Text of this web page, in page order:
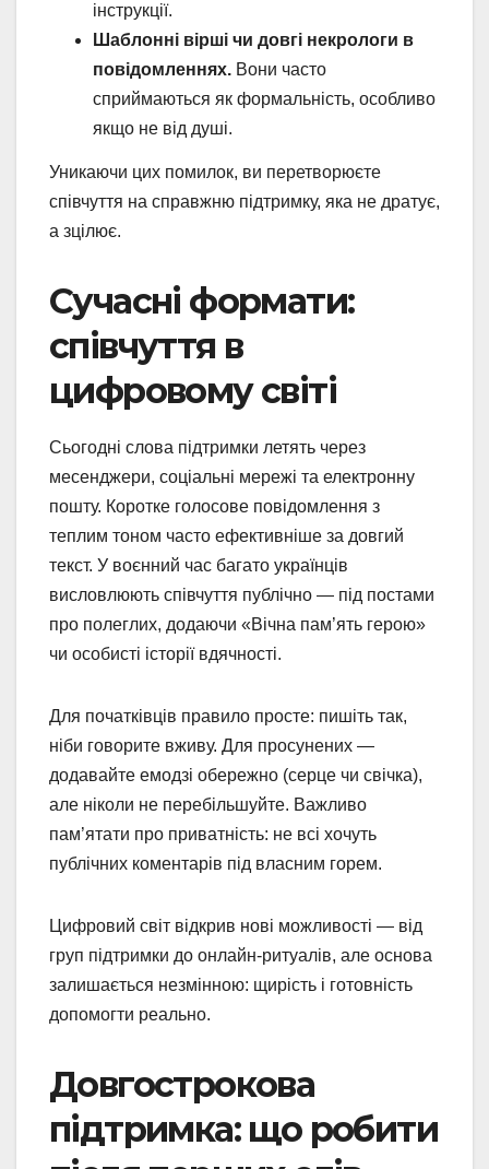
інструкції.
Шаблонні вірші чи довгі некрологи в
повідомленнях. Вони часто
сприймаються як формальність, особливо
якщо не від душі.
Уникаючи цих помилок, ви перетворюєте
співчуття на справжню підтримку, яка не дратує,
а зцілює.
Сучасні формати:
співчуття в
цифровому світі
Сьогодні слова підтримки летять через
месенджери, соціальні мережі та електронну
пошту. Коротке голосове повідомлення з
теплим тоном часто ефективніше за довгий
текст. У воєнний час багато українців
висловлюють співчуття публічно — під постами
про полеглих, додаючи «Вічна пам’ять герою»
чи особисті історії вдячності.
Для початківців правило просте: пишіть так,
ніби говорите вживу. Для просунених —
додавайте емодзі обережно (серце чи свічка),
але ніколи не перебільшуйте. Важливо
пам’ятати про приватність: не всі хочуть
публічних коментарів під власним горем.
Цифровий світ відкрив нові можливості — від
груп підтримки до онлайн-ритуалів, але основа
залишається незмінною: щирість і готовність
допомогти реально.
Довгострокова
підтримка: що робити